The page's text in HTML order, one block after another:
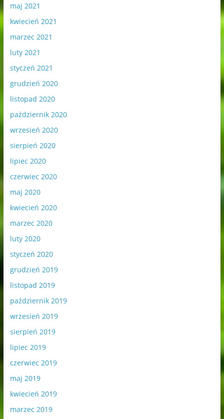
maj 2021
kwiecień 2021
marzec 2021
luty 2021
styczeń 2021
grudzień 2020
listopad 2020
październik 2020
wrzesień 2020
sierpień 2020
lipiec 2020
czerwiec 2020
maj 2020
kwiecień 2020
marzec 2020
luty 2020
styczeń 2020
grudzień 2019
listopad 2019
październik 2019
wrzesień 2019
sierpień 2019
lipiec 2019
czerwiec 2019
maj 2019
kwiecień 2019
marzec 2019